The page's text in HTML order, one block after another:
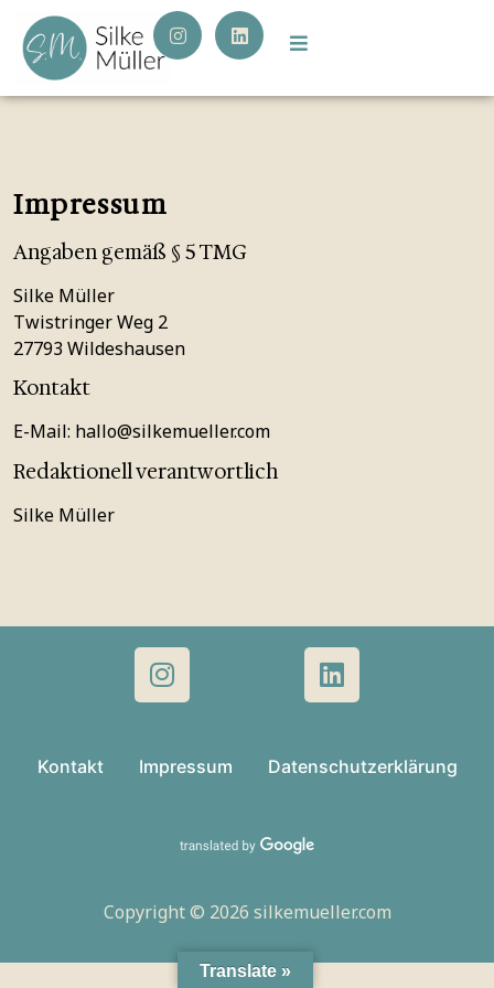
Impressum
Angaben gemäß § 5 TMG
Silke Müller
Twistringer Weg 2
27793 Wildeshausen
Kontakt
E-Mail: hallo@silkemueller.com
Redaktionell verantwortlich
Silke Müller
Kontakt Impressum Datenschutzerklärung
Copyright © 2026 silkemueller.com
Translate »